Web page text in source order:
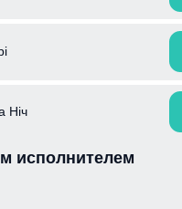
Ніч
исполнителем